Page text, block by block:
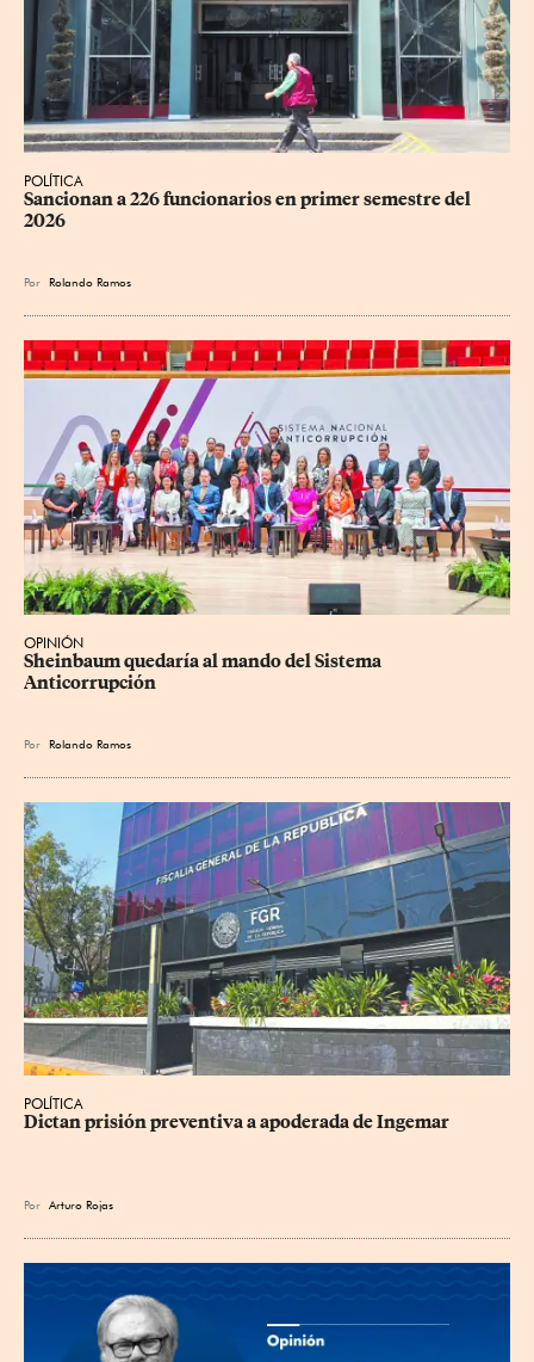
POLÍTICA
Sancionan a 226 funcionarios en primer semestre del
2026
Por Rolando Ramos
OPINIÓN
Sheinbaum quedaría al mando del Sistema
Anticorrupción
Por Rolando Ramos
POLÍTICA
Dictan prisión preventiva a apoderada de Ingemar
Por Arturo Rojas